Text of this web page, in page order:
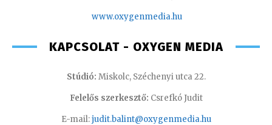
www.oxygenmedia.hu
KAPCSOLAT - OXYGEN MEDIA
Stúdió: Miskolc, Széchenyi utca 22.
Felelős szerkesztő: Csrefkó Judit
E-mail:judit.balint@oxygenmedia.hu